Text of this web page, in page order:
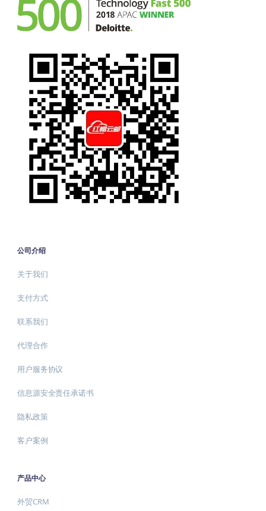
公司介绍
关于我们
支付方式
联系我们
代理合作
用户服务协议
信息源安全责任承诺书
隐私政策
客户案例
产品中心
外贸CRM